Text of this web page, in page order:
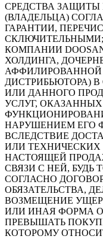
СРЕДСТВА ЗАЩИТЫ
(ВЛАДЕЛЬЦА)
ГАРАНТИИ,
КОМПАНИИ
ХОЛДИНГА,
ДИСТРИБЬЮТОРА)
ИЛИ ДАННОГО
УСЛУГ, ОКАЗАННЫХ
НАРУШЕНИЕМ ЕГО
ВСЛЕДСТВИЕ
ИЛИ
НАСТОЯЩЕЙ
СВЯЗИ С НЕЙ, БУДЬ
СОГЛАСНО
ОБЯЗАТЕЛЬСТВА,
ВОЗМЕЩЕНИЕ
ИЛИ ИНАЯ ФОРМА
ПРЕВЫШАТЬ
КОТОРОМУ